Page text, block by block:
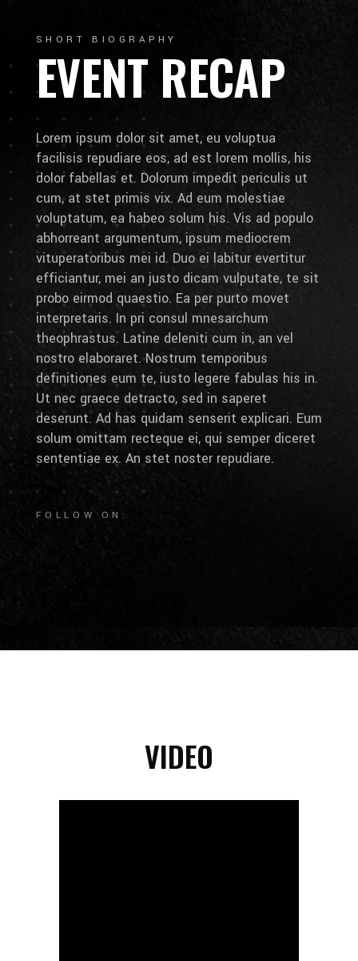
SHORT BIOGRAPHY
EVENT RECAP
Lorem ipsum dolor sit amet, eu voluptua
facilisis repudiare eos, ad est lorem mollis, his
dolor fabellas et. Dolorum impedit periculis ut
cum, at stet primis vix. Ad eum molestiae
voluptatum, ea habeo solum his. Vis ad populo
abhorreant argumentum, ipsum mediocrem
vituperatoribus mei id. Duo ei labitur evertitur
efficiantur, mei an justo dicam vulputate, te sit
probo eirmod quaestio. Ea per purto movet
interpretaris. In pri consul mnesarchum
theophrastus. Latine deleniti cum in, an vel
nostro elaboraret. Nostrum temporibus
definitiones eum te, iusto legere fabulas his in.
Ut nec graece detracto, sed in saperet
deserunt. Ad has quidam senserit explicari. Eum
solum omittam recteque ei, qui semper diceret
sententiae ex. An stet noster repudiare.
FOLLOW ON:
VIDEO